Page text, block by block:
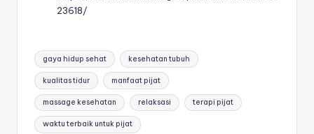
23618/
Tags:
gaya hidup sehat kesehatan tubuh
kualitas tidur manfaat pijat
massage kesehatan relaksasi terapi pijat
waktu terbaik untuk pijat